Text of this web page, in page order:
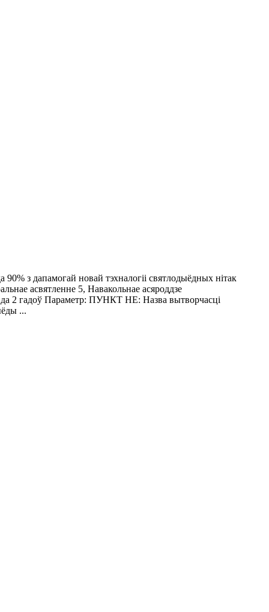
90% з дапамогай новай тэхналогіі святлодыёдных нітак
асвятленне 5, Навакольнае асяроддзе
да 2 гадоў Параметр: ПУНКТ НЕ: Назва вытворчасці
...